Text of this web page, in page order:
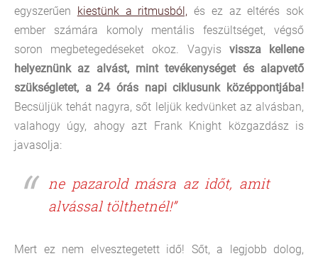
egyszerűen kiestünk a ritmusból, és ez az eltérés sok
ember számára komoly mentális feszültséget, végső
soron megbetegedéseket okoz. Vagyis vissza kellene
helyeznünk az alvást, mint tevékenységet és alapvető
szükségletet, a 24 órás napi ciklusunk középpontjába!
Becsüljük tehát nagyra, sőt leljük kedvünket az alvásban,
valahogy úgy, ahogy azt Frank Knight közgazdász is
javasolja:
ne pazarold másra az időt, amit
alvással tölthetnél!”
Mert ez nem elvesztegetett idő! Sőt, a legjobb dolog,